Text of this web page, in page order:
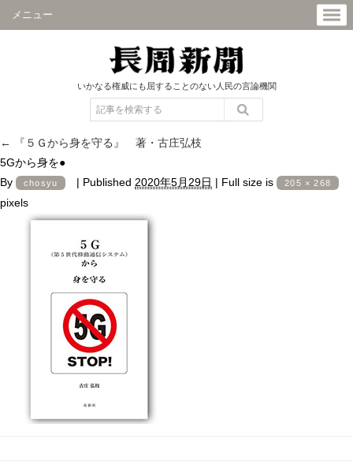
メニュー
いかなる権威にも屈することのない人民の言論機関
←
『５Ｇから身を守る』 著・古庄弘枝
5Gから身を●
By
chosyu | Published 2020年5月29日 | Full size is 205 × 268
pixels